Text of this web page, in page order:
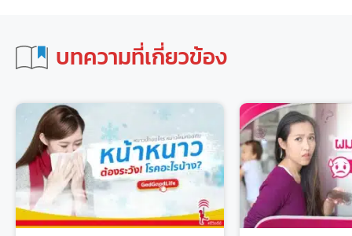
บทความที่เกี่ยวข้อง